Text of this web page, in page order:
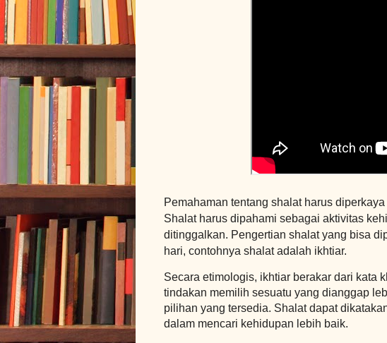
Pemahaman tentang shalat harus
Shalat harus dipahami sebagai aktivitas
ditinggalkan. Pengertian shalat yang bisa
hari, contohnya shalat adalah ikhtiar.
Secara etimologis, ikhtiar berakar dari kata
tindakan memilih sesuatu yang dianggap
pilihan yang tersedia. Shalat dapat
dalam mencari kehidupan lebih baik.